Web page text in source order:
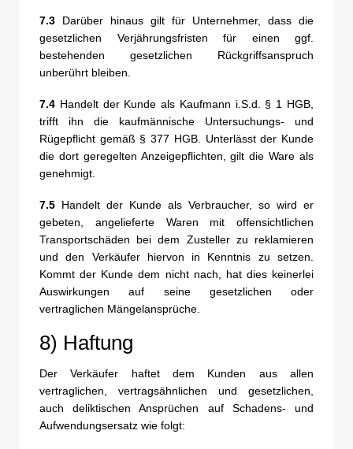
7.3 Darüber hinaus gilt für Unternehmer, dass die
gesetzlichen Verjährungsfristen für einen ggf.
bestehenden gesetzlichen Rückgriffsanspruch
unberührt bleiben.
7.4 Handelt der Kunde als Kaufmann i.S.d. § 1 HGB,
trifft ihn die kaufmännische Untersuchungs- und
Rügepflicht gemäß § 377 HGB. Unterlässt der Kunde
die dort geregelten Anzeigepflichten, gilt die Ware als
genehmigt.
7.5 Handelt der Kunde als Verbraucher, so wird er
gebeten, angelieferte Waren mit offensichtlichen
Transportschäden bei dem Zusteller zu reklamieren
und den Verkäufer hiervon in Kenntnis zu setzen.
Kommt der Kunde dem nicht nach, hat dies keinerlei
Auswirkungen auf seine gesetzlichen oder
vertraglichen Mängelansprüche.
8) Haftung
Der Verkäufer haftet dem Kunden aus allen
vertraglichen, vertragsähnlichen und gesetzlichen,
auch deliktischen Ansprüchen auf Schadens- und
Aufwendungsersatz wie folgt: